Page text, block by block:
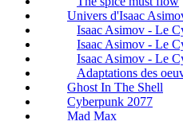
Univers d'Isaac
Isaac Asimov - Le
Isaac Asimov - Le
Isaac Asimov - Le
Adaptations des
Ghost In The Shell
Cyberpunk 2077
Mad Max